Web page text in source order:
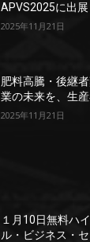
APVS2025に出展
2025年11月21日
肥料高騰・後継
業の未来を、生
2025年11月21日
１月10日無料ハ
ル・ビジネス・